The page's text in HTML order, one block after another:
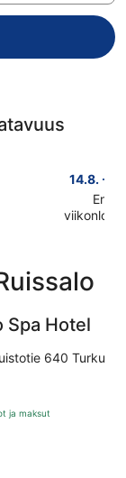
14.8. -
Ensi
Ruissalo
hinnat
14.8.
Spa Hotel
640 Turku
ja maksut